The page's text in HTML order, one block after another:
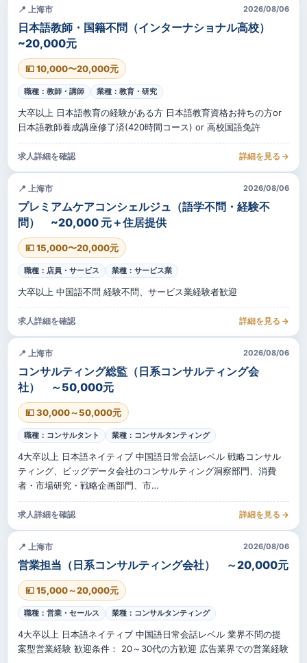
📍 上海市 2026/08/06
日本語教師・国籍不問（インターナショナル高校）
~20,000元
💴 10,000〜20,000元
職種：教師・講師 業種：教育・研究
大卒以上 日本語教育の経験がある方 日本語教育資格お持ちの方or
日本語教師養成講座修了済(420時間コース) or 高校国語免許
求人詳細を確認 詳細を見る →
📍 上海市 2026/08/06
プレミアムケアコンシェルジュ（語学不問・経験不
問） ~20,000 元＋住居提供
💴 15,000〜20,000元
職種：店員・サービス 業種：サービス業
大卒以上 中国語不問 経験不問、サービス業経験者歓迎
求人詳細を確認 詳細を見る →
📍 上海市 2026/08/06
コンサルティング総監（日系コンサルティング会
社） ～50,000元
💴 30,000～50,000元
職種：コンサルタント 業種：コンサルタンティング
4大卒以上 日本語ネイティブ 中国語日常会話レベル 戦略コンサル
ティング、ビッグデータ会社のコンサルティング洞察部門、消費
者・市場研究・戦略企画部門、市…
求人詳細を確認 詳細を見る →
📍 上海市 2026/08/06
営業担当（日系コンサルティング会社） ～20,000元
💴 15,000～20,000元
職種：営業・セールス 業種：コンサルタンティング
4大卒以上 日本語ネイティブ 中国語日常会話レベル 業界不問の提
案型営業経験 歓迎条件： 20～30代の方歓迎 広告業界での営業経験